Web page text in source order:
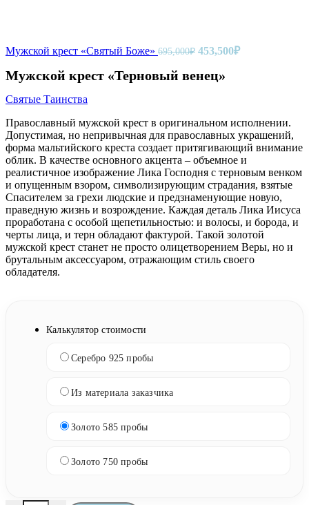
Мужской крест «Святый Боже» 695,000₽ Первоначальная
составляла
453,500₽Текущая
Мужской крест «Терновый венец»
Святые Таинства
Православный мужской крест в оригинальном исполнении.
Допустимая, но непривычная для православных украшений,
форма мальтийского креста создает притягивающий внимание
облик. В качестве основного акцента – объемное и
реалистичное изображение Лика Господня с терновым венком
и опущенным взором, символизирующим страдания, взятые
Спасителем за грехи людские и предзнаменующие новую,
праведную жизнь и возрождение. Каждая деталь Лика Иисуса
проработана с особой щепетильностью: и волосы, и борода, и
черты лица, и терн обладают фактурой. Такой золотой
мужской крест станет не просто олицетворением Веры, но и
брутальным аксессуаром, отражающим стиль своего
обладателя.
Калькулятор стоимости
Серебро 925 пробы
Из материала заказчика
Золото 585 пробы
Золото 750 пробы